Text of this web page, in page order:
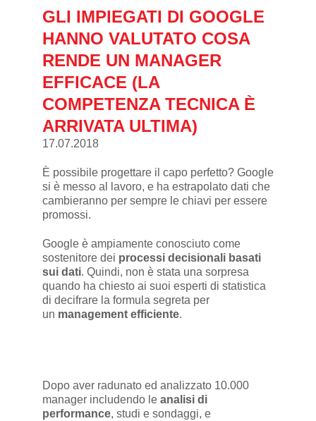
GLI IMPIEGATI DI GOOGLE
HANNO VALUTATO COSA
RENDE UN MANAGER
EFFICACE (LA
COMPETENZA TECNICA È
ARRIVATA ULTIMA)
17.07.2018
È possibile progettare il capo perfetto? Google
si è messo al lavoro, e ha estrapolato dati che
cambieranno per sempre le chiavi per essere
promossi.
Google è ampiamente conosciuto come
sostenitore dei processi decisionali basati
sui dati. Quindi, non è stata una sorpresa
quando ha chiesto ai suoi esperti di statistica
di decifrare la formula segreta per
un management efficiente.
Dopo aver radunato ed analizzato 10.000
manager includendo le analisi di
performance, studi e sondaggi, e